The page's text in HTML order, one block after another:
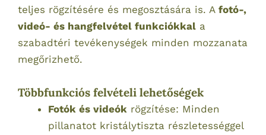
teljes rögzítésére és megosztására is. A fotó-,
videó- és hangfelvétel funkciókkal a
szabadtéri tevékenységek minden mozzanata
megőrizhető.
Többfunkciós felvételi lehetőségek
Fotók és videók rögzítése: Minden
pillanatot kristálytiszta részletességgel